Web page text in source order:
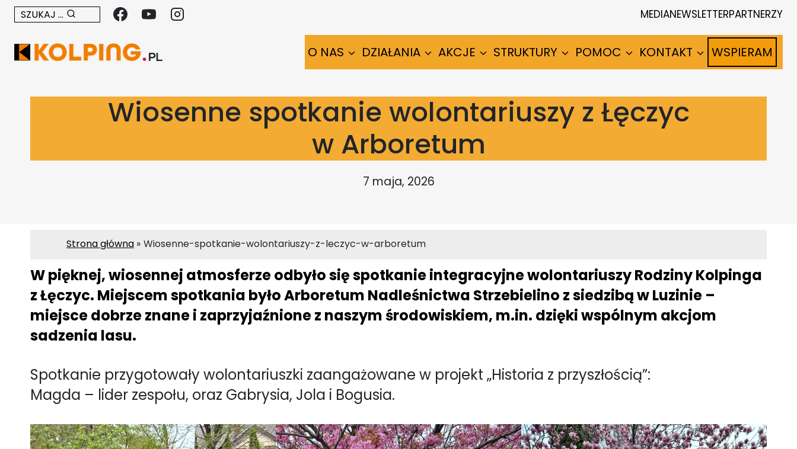
Przejdź
do
treści
SZUKAJ ... MEDIANEWSLETTERPARTNERZY
O NAS DZIAŁANIA AKCJE STRUKTURY POMOC KONTAKT WSPIERAM
Wiosenne spotkanie wolontariuszy z Łęczyc
w Arboretum
7 maja, 2026
Strona główna Wiosenne-spotkanie-wolontariuszy-z-leczyc-w-arboretum
W pięknej, wiosennej atmosferze odbyło się spotkanie integracyjne wolontariuszy Rodziny Kolpinga
z Łęczyc. Miejscem spotkania było Arboretum Nadleśnictwa Strzebielino z siedzibą w Luzinie –
miejsce dobrze znane i zaprzyjaźnione z naszym środowiskiem, m.in. dzięki wspólnym akcjom
sadzenia lasu.
Spotkanie przygotowały wolontariuszki zaangażowane w projekt „Historia z przyszłością”:
Magda – lider zespołu, oraz Gabrysia, Jola i Bogusia.